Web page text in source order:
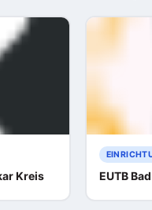
Kreis EUTB